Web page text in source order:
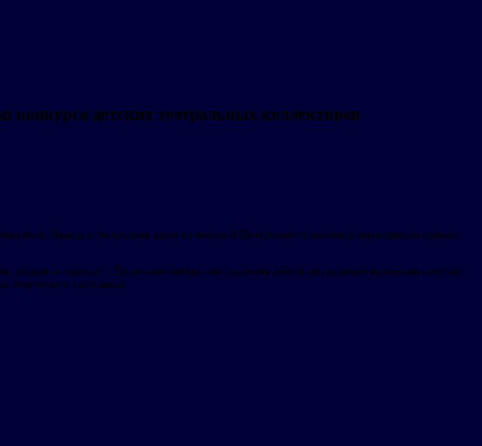
детских театральных коллективов
Наряду с театралами школ и гимназий Центрального района в мероприятии принял
и чудесах!». По итогам оценки выступления ребята театральный коллектив получил
творческого состязания.